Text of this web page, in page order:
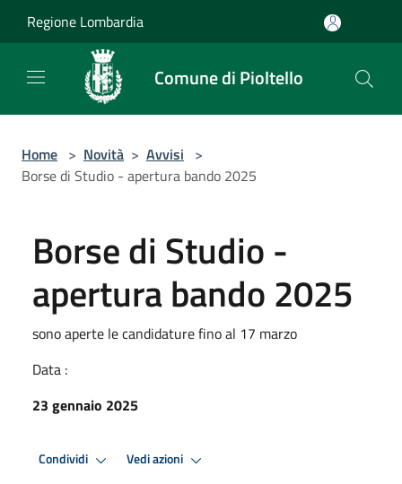
Regione Lombardia
Comune di Pioltello
Home > Novità > Avvisi >
Borse di Studio - apertura bando 2025
Borse di Studio -
apertura bando 2025
sono aperte le candidature fino al 17 marzo
Data :
23 gennaio 2025
Condividi Vedi azioni